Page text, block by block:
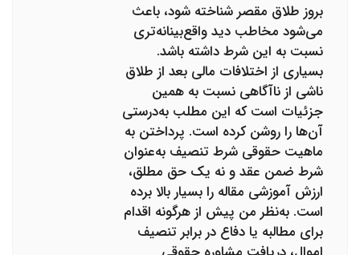
بروز طلاق مقصر شناخته شود، باعث
می‌شود مخاطب دید واقع‌بینانه‌تری
نسبت به این شرط داشته باشد.
بسیاری از اختلافات مالی بعد از طلاق
ناشی از ناآگاهی نسبت به همین
جزئیات است که این مطلب به‌درستی
آن‌ها را روشن کرده است. پرداختن به
ماهیت حقوقی شرط تنصیف به‌عنوان
شرط ضمن عقد و نه یک حق مطلق،
ارزش آموزشی مقاله را بسیار بالا برده
است. به‌نظر من پیش از هرگونه اقدام
برای مطالبه یا دفاع در برابر تنصیف